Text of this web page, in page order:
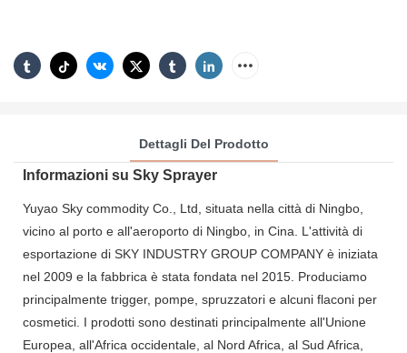
Dettagli Del Prodotto
Informazioni su Sky Sprayer
Yuyao Sky commodity Co., Ltd, situata nella città di Ningbo,
vicino al porto e all'aeroporto di Ningbo, in Cina. L'attività di
esportazione di SKY INDUSTRY GROUP COMPANY è iniziata
nel 2009 e la fabbrica è stata fondata nel 2015. Produciamo
principalmente trigger, pompe, spruzzatori e alcuni flaconi per
cosmetici. I prodotti sono destinati principalmente all'Unione
Europea, all'Africa occidentale, al Nord Africa, al Sud Africa,